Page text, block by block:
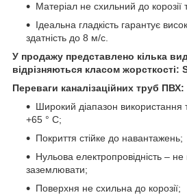
Матеріал не схильний до корозії
Ідеальна гладкість гарантує
здатність до 8 м/с.
У продажу представлено кілька
відрізняються класом жорсткості:
Переваги каналізаційних труб ПВХ:
Широкий діапазон
+65 ° С;
Покриття стійке до навантажень;
Нульова електропровідність – не
заземлювати;
Поверхня не схильна до корозії;